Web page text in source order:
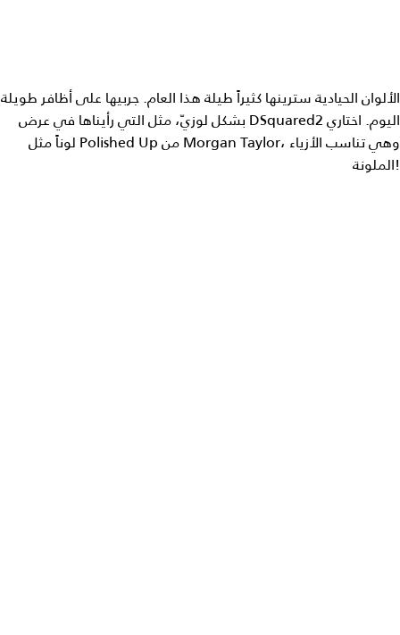
الألوان الحيادية سترينها كثيراً طيلة هذا العام. جربيها على أظافر طويلة
بشكل لوزيّ، مثل التي رأيناها في عرض DSquared2 اليوم. اختاري
لوناً مثل Polished Up من Morgan Taylor، وهي تناسب الأزياء
الملونة!